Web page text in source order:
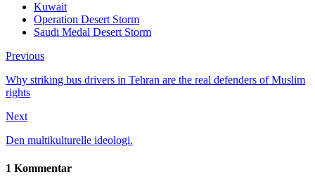
Kuwait
Operation Desert Storm
Saudi Medal Desert Storm
Previous
Why striking bus drivers in Tehran are the real defenders of Muslim
rights
Next
Den multikulturelle ideologi.
1 Kommentar